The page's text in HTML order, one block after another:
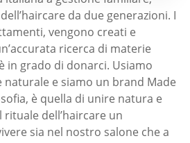
da due generazioni. I
vengono creati e
ricerca di materie
in grado di donarci. Usiamo
e siamo un brand Made
è quella di unire natura e
dell’haircare un
sia nel nostro salone che a